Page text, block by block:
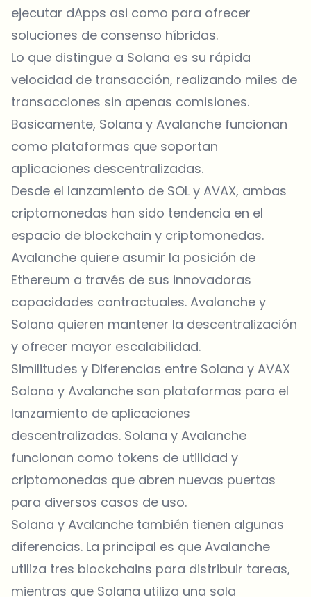
ejecutar dApps asi como para ofrecer
soluciones de consenso híbridas.
Lo que distingue a Solana es su rápida
velocidad de transacción, realizando miles de
transacciones sin apenas comisiones.
Basicamente, Solana y Avalanche funcionan
como plataformas que soportan
aplicaciones descentralizadas.
Desde el lanzamiento de SOL y AVAX, ambas
criptomonedas han sido tendencia en el
espacio de blockchain y criptomonedas.
Avalanche quiere asumir la posición de
Ethereum a través de sus innovadoras
capacidades contractuales. Avalanche y
Solana quieren mantener la descentralización
y ofrecer mayor escalabilidad.
Similitudes y Diferencias entre Solana y AVAX
Solana y Avalanche son plataformas para el
lanzamiento de aplicaciones
descentralizadas. Solana y Avalanche
funcionan como tokens de utilidad y
criptomonedas que abren nuevas puertas
para diversos casos de uso.
Solana y Avalanche también tienen algunas
diferencias. La principal es que Avalanche
utiliza tres blockchains para distribuir tareas,
mientras que Solana utiliza una sola